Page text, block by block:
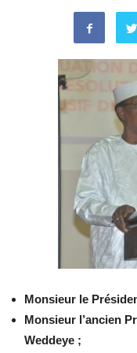
Monsieur le
Monsieur l’ancien
Weddeye ;